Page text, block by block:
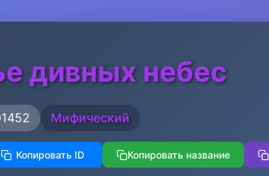
дивных небес
Мифический
Копировать ID Копировать название